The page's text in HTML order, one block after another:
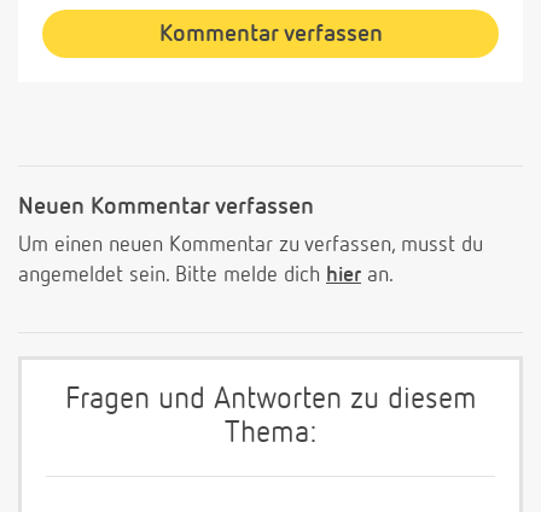
Kommentar verfassen
Neuen Kommentar verfassen
Um einen neuen Kommentar zu verfassen, musst du
angemeldet sein. Bitte melde dich hier an.
Fragen und Antworten zu diesem
Thema: